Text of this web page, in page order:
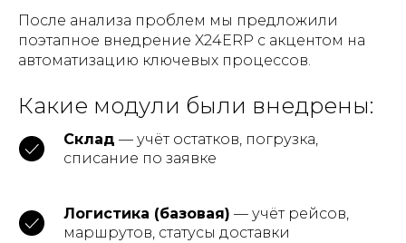
После анализа проблем мы предложили
поэтапное внедрение X24ERP с акцентом на
автоматизацию ключевых процессов.
Какие модули были внедрены:
Склад — учёт остатков, погрузка,
списание по заявке
Логистика (базовая) — учёт рейсов,
маршрутов, статусы доставки